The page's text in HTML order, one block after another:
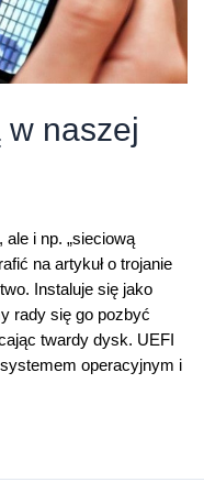
naszej
i np. „sieciową
na artykuł o trojanie
Instaluje się jako
rady się go pozbyć
twardy dysk. UEFI
operacyjnym i